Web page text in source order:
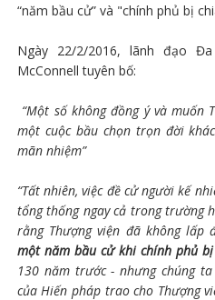
“năm bầu cử” và "chính phủ bị
Ngày 22/2/2016, lãnh đạo
McConnell tuyên bố:
“Một số không đồng ý và muốn
một cuộc bầu chọn trọn đời
mãn nhiệm”
“Tất nhiên, việc đề cử người kế
tổng thống ngay cả trong trường
rằng Thượng viện đã không lấp
một năm bầu cửkhi chính phủ
130 năm trước - nhưng chúng
của Hiến pháp trao cho Thượng